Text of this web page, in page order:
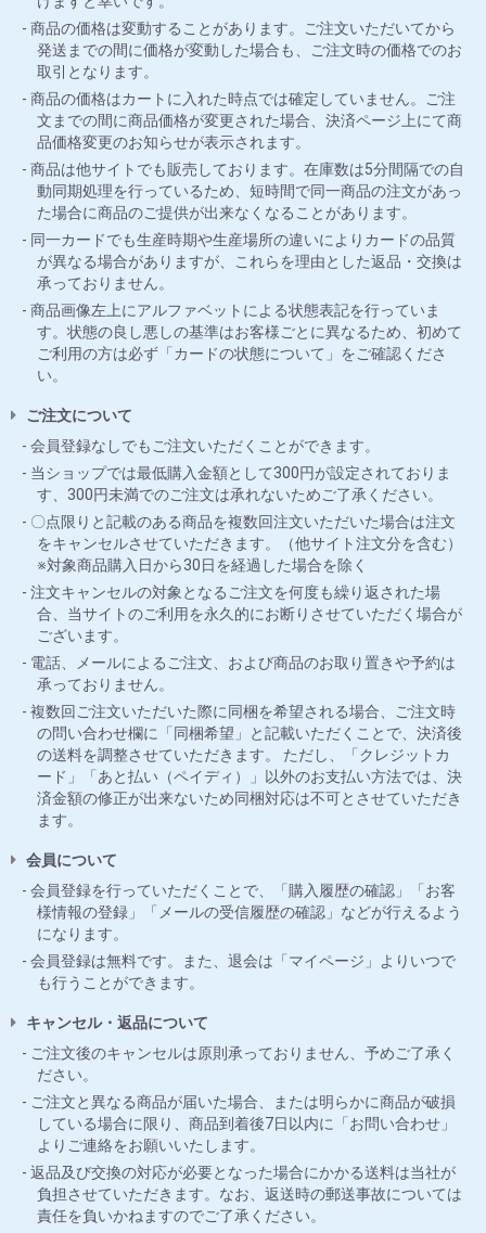
商品の価格は変動することがあります。ご注文いただいてから
発送までの間に価格が変動した場合も、ご注文時の価格でのお
取引となります。
商品の価格はカートに入れた時点では確定していません。ご注
文までの間に商品価格が変更された場合、決済ページ上にて商
品価格変更のお知らせが表示されます。
商品は他サイトでも販売しております。在庫数は5分間隔での自
動同期処理を行っているため、短時間で同一商品の注文があっ
た場合に商品のご提供が出来なくなることがあります。
同一カードでも生産時期や生産場所の違いによりカードの品質
が異なる場合がありますが、これらを理由とした返品・交換は
承っておりません。
商品画像左上にアルファベットによる状態表記を行っていま
す。状態の良し悪しの基準はお客様ごとに異なるため、初めて
ご利用の方は必ず「カードの状態について」をご確認くださ
い。
ご注文について
会員登録なしでもご注文いただくことができます。
当ショップでは最低購入金額として300円が設定されておりま
す、300円未満でのご注文は承れないためご了承ください。
〇点限りと記載のある商品を複数回注文いただいた場合は注文
をキャンセルさせていただきます。（他サイト注文分を含む）
※対象商品購入日から30日を経過した場合を除く
注文キャンセルの対象となるご注文を何度も繰り返された場
合、当サイトのご利用を永久的にお断りさせていただく場合が
ございます。
電話、メールによるご注文、および商品のお取り置きや予約は
承っておりません。
複数回ご注文いただいた際に同梱を希望される場合、ご注文時
の問い合わせ欄に「同梱希望」と記載いただくことで、決済後
の送料を調整させていただきます。 ただし、「クレジットカ
ード」「あと払い（ペイディ）」以外のお支払い方法では、決
済金額の修正が出来ないため同梱対応は不可とさせていただき
ます。
会員について
会員登録を行っていただくことで、「購入履歴の確認」「お客
様情報の登録」「メールの受信履歴の確認」などが行えるよう
になります。
会員登録は無料です。また、退会は「マイページ」よりいつで
も行うことができます。
キャンセル・返品について
ご注文後のキャンセルは原則承っておりません、予めご了承く
ださい。
ご注文と異なる商品が届いた場合、または明らかに商品が破損
している場合に限り、商品到着後7日以内に「お問い合わせ」
よりご連絡をお願いいたします。
返品及び交換の対応が必要となった場合にかかる送料は当社が
負担させていただきます。なお、返送時の郵送事故については
責任を負いかねますのでご了承ください。